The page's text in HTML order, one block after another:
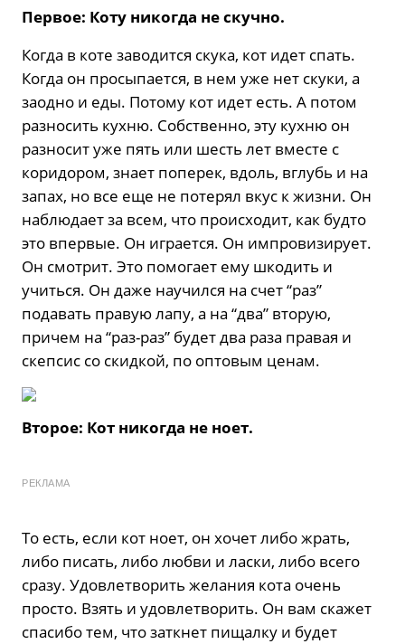
Первое: Коту никогда не скучно.
Когда в коте заводится скука, кот идет спать.
Когда он просыпается, в нем уже нет скуки, а
заодно и еды. Потому кот идет есть. А потом
разносить кухню. Собственно, эту кухню он
разносит уже пять или шесть лет вместе с
коридором, знает поперек, вдоль, вглубь и на
запах, но все еще не потерял вкус к жизни. Он
наблюдает за всем, что происходит, как будто
это впервые. Он играется. Он импровизирует.
Он смотрит. Это помогает ему шкодить и
учиться. Он даже научился на счет “раз”
подавать правую лапу, а на “два” вторую,
причем на “раз-раз” будет два раза правая и
скепсис со скидкой, по оптовым ценам.
Второе: Кот никогда не ноет.
РЕКЛАМА
То есть, если кот ноет, он хочет либо жрать,
либо писать, либо любви и ласки, либо всего
сразу. Удовлетворить желания кота очень
просто. Взять и удовлетворить. Он вам скажет
спасибо тем, что заткнет пищалку и будет